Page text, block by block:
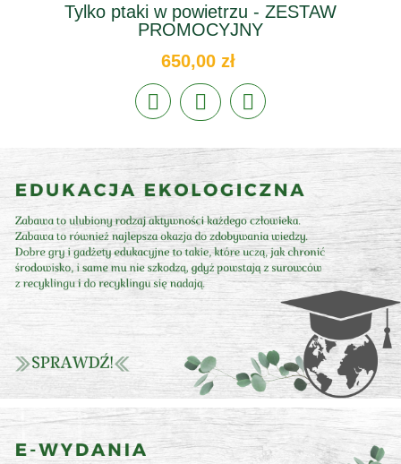
Tylko ptaki w powietrzu - ZESTAW
PROMOCYJNY
650,00 zł